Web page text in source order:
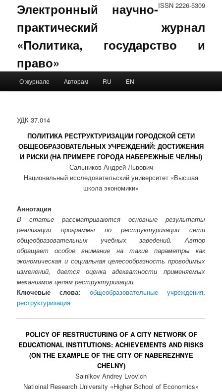
ISSN 2226-5309
Электронный научно-
практический журнал
«Политика, государство и
право»
Skip to primary content
Skip to secondary content
О журнале Авторам RU EN
УДК 37.014
ПОЛИТИКА РЕСТРУКТУРИЗАЦИИ ГОРОДСКОЙ СЕТИ
ОБЩЕОБРАЗОВАТЕЛЬНЫХ УЧРЕЖДЕНИЙ: ДОСТИЖЕНИЯ
И РИСКИ (НА ПРИМЕРЕ ГОРОДА НАБЕРЕЖНЫЕ ЧЕЛНЫ)
Сальников Андрей Львович
Национальный исследовательский университет «Высшая
школа экономики»
Аннотация
В статье рассматриваются основные результаты
реализации программы по реструктуризации сети
общеобразовательных учебных заведений. Автор
обращает особое внимание на такие параметры как
экономическая и социальная целесообразность проводимых
изменений, дается оценка адекватности применяемых
механизмов целям реструктуризации.
Ключевые слова:
общеобразовательные учреждения,
реструктуризация
POLICY OF RESTRUCTURING OF A CITY NETWORK OF
EDUCATIONAL INSTITUTIONS: ACHIEVEMENTS AND RISKS
(ON THE EXAMPLE OF THE CITY OF NABEREZHNYE
CHELNY)
Salnikov Andrey Lvovich
Natioinal Research University «Higher School of Economics»